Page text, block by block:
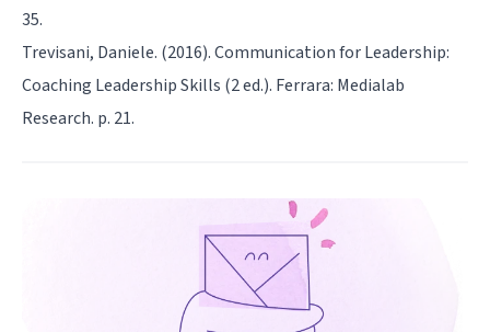
35.
Trevisani, Daniele. (2016). Communication for Leadership:
Coaching Leadership Skills (2 ed.). Ferrara: Medialab
Research. p. 21.